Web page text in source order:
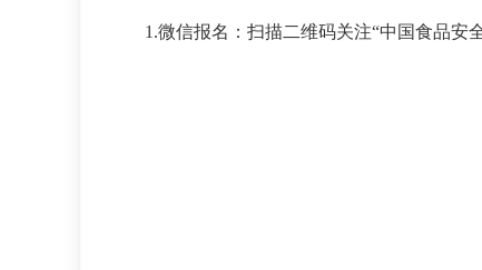
1.微信报名：扫描二维码关注“中国食品安